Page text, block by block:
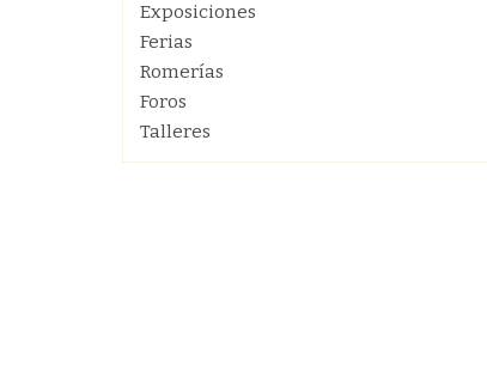
Exposiciones
Ferias
Romerías
Foros
Talleres